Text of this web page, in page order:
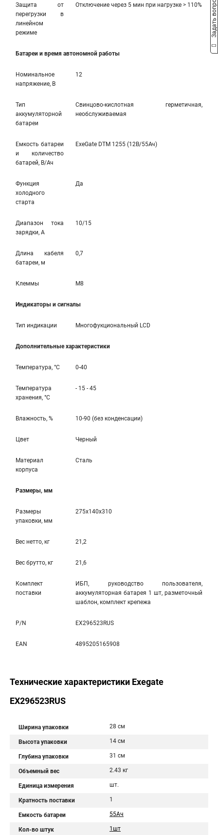
Защита от
перегрузки в
линейном
режиме
Отключение через 5 мин при нагрузке > 110%
Батареи и время автономной работы
Номинальное
напряжение, В
12
Тип
аккумуляторной
батареи
Свинцово-кислотная герметичная,
необслуживаемая
Емкость батареи
и количество
батарей, В/Ач
ExeGate DTM 1255 (12В/55Ач)
Функция
холодного
старта
Да
Диапазон тока
зарядки, А
10/15
Длина кабеля
батареи, м
0,7
Клеммы M8
Индикаторы и сигналы
Тип индикации Многофукциональный LCD
Дополнительные характеристики
Температура, °С 0-40
Температура
хранения, °С
- 15 - 45
Влажность, % 10-90 (без конденсации)
Цвет Черный
Материал
корпуса
Сталь
Размеры, мм
Размеры
упаковки, мм
275x140x310
Вес нетто, кг 21,2
Вес брутто, кг 21,6
Комплект
поставки
ИБП, руководство пользователя,
аккумуляторная батарея 1 шт, разметочный
шаблон, комплект крепежа
P/N EX296523RUS
EAN 4895205165908
Технические характеристики Exegate
EX296523RUS
Ширина упаковки 28 см
Высота упаковки 14 см
Глубина упаковки 31 см
Объемный вес 2.43 кг
Единица измерения шт.
Кратность поставки 1
Емкость батареи 55Aч
Кол-во штук 1шт
Задать вопрос